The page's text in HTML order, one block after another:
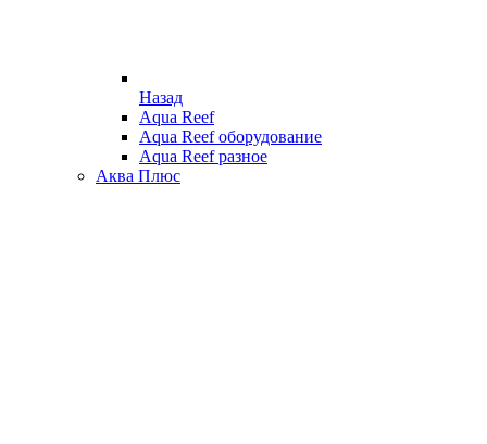
Назад
Aqua Reef
Aqua Reef оборудование
Aqua Reef разное
Аква Плюс